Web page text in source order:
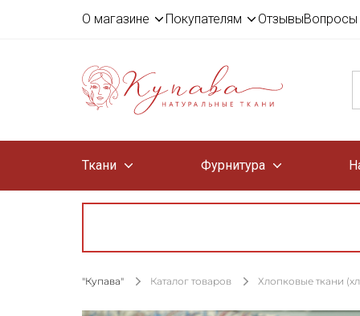
О магазине Покупателям ОтзывыВопросы
Ткани Фурнитура
"Купава" Каталог товаров Хлопковые ткани